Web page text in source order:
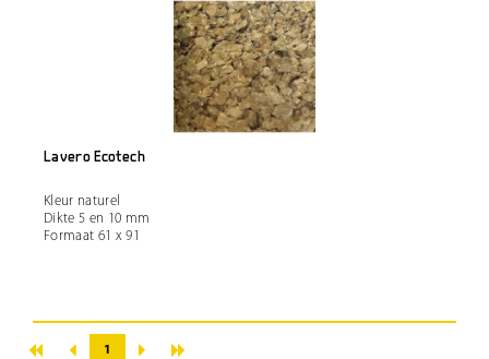
Lavero Ecotech
Kleur naturel
Dikte 5 en 10 mm
Formaat 61 x 91
« ‹ 1 › »